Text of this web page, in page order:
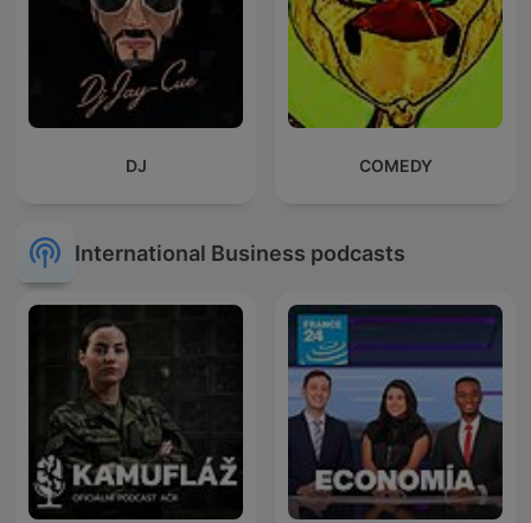
DJ COMEDY
International Business podcasts